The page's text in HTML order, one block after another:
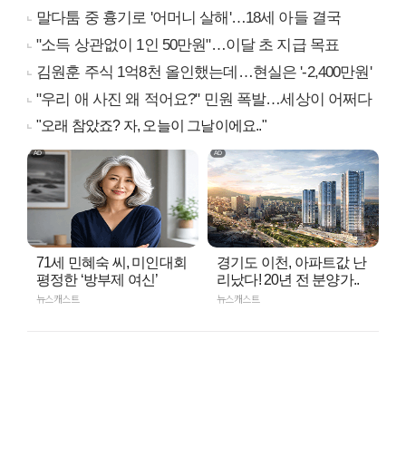
말다툼 중 흉기로 '어머니 살해'…18세 아들 결국
"소득 상관없이 1인 50만원"…이달 초 지급 목표
김원훈 주식 1억8천 올인했는데…현실은 '-2,400만원'
"우리 애 사진 왜 적어요?" 민원 폭발…세상이 어쩌다
"오래 참았죠? 자, 오늘이 그날이에요.."
71세 민혜숙 씨, 미인대회
평정한 ‘방부제 여신’
뉴스캐스트
경기도 이천, 아파트값 난
리났다! 20년 전 분양가..
뉴스캐스트